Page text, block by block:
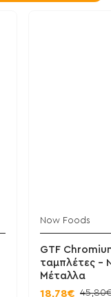
Now Foods
GTF
ταμπλέτες -
Μέταλλα
18,78€